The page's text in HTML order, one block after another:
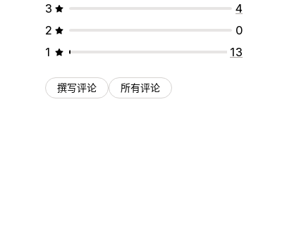
3
4
2
0
1
13
撰写评论 所有评论